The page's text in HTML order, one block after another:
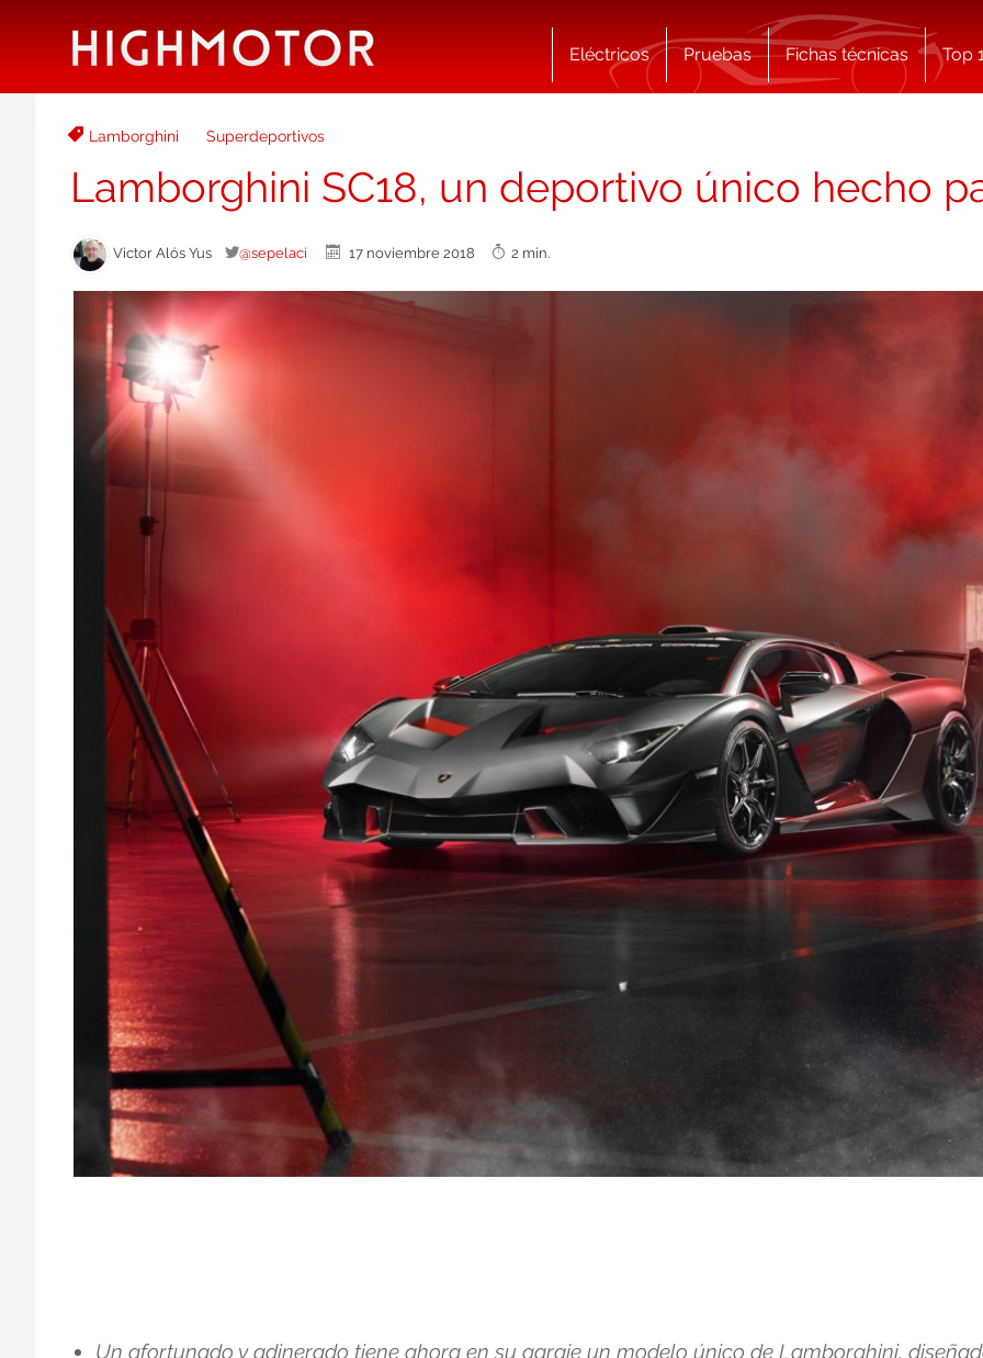
Eléctricos Pruebas Fichas técnicas Top
Lamborghini Superdeportivos
Lamborghini SC18, un deportivo único hecho
Victor Alós Yus @sepelaci 17 noviembre 2018 2 min.
Un afortunado y adinerado tiene ahora en su garaje un modelo único de Lamborghini,